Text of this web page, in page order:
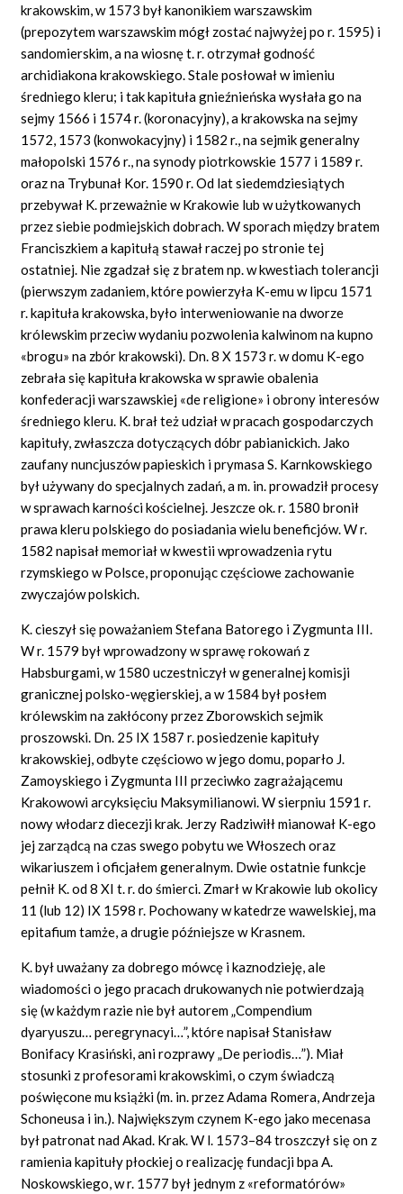
krakowskim, w 1573 był kanonikiem warszawskim
(prepozytem warszawskim mógł zostać najwyżej po r. 1595) i
sandomierskim, a na wiosnę t. r. otrzymał godność
archidiakona krakowskiego. Stale posłował w imieniu
średniego kleru; i tak kapituła gnieźnieńska wysłała go na
sejmy 1566 i 1574 r. (koronacyjny), a krakowska na sejmy
1572, 1573 (konwokacyjny) i 1582 r., na sejmik generalny
małopolski 1576 r., na synody piotrkowskie 1577 i 1589 r.
oraz na Trybunał Kor. 1590 r. Od lat siedemdziesiątych
przebywał K. przeważnie w Krakowie lub w użytkowanych
przez siebie podmiejskich dobrach. W sporach między bratem
Franciszkiem a kapitułą stawał raczej po stronie tej
ostatniej. Nie zgadzał się z bratem np. w kwestiach tolerancji
(pierwszym zadaniem, które powierzyła K-emu w lipcu 1571
r. kapituła krakowska, było interweniowanie na dworze
królewskim przeciw wydaniu pozwolenia kalwinom na kupno
«brogu» na zbór krakowski). Dn. 8 X 1573 r. w domu K-ego
zebrała się kapituła krakowska w sprawie obalenia
konfederacji warszawskiej «de religione» i obrony interesów
średniego kleru. K. brał też udział w pracach gospodarczych
kapituły, zwłaszcza dotyczących dóbr pabianickich. Jako
zaufany nuncjuszów papieskich i prymasa S. Karnkowskiego
był używany do specjalnych zadań, a m. in. prowadził procesy
w sprawach karności kościelnej. Jeszcze ok. r. 1580 bronił
prawa kleru polskiego do posiadania wielu beneficjów. W r.
1582 napisał memoriał w kwestii wprowadzenia rytu
rzymskiego w Polsce, proponując częściowe zachowanie
zwyczajów polskich.
K. cieszył się poważaniem Stefana Batorego i Zygmunta III.
W r. 1579 był wprowadzony w sprawę rokowań z
Habsburgami, w 1580 uczestniczył w generalnej komisji
granicznej polsko-węgierskiej, a w 1584 był posłem
królewskim na zakłócony przez Zborowskich sejmik
proszowski. Dn. 25 IX 1587 r. posiedzenie kapituły
krakowskiej, odbyte częściowo w jego domu, poparło J.
Zamoyskiego i Zygmunta III przeciwko zagrażającemu
Krakowowi arcyksięciu Maksymilianowi. W sierpniu 1591 r.
nowy włodarz diecezji krak. Jerzy Radziwiłł mianował K-ego
jej zarządcą na czas swego pobytu we Włoszech oraz
wikariuszem i oficjałem generalnym. Dwie ostatnie funkcje
pełnił K. od 8 XI t. r. do śmierci. Zmarł w Krakowie lub okolicy
11 (lub 12) IX 1598 r. Pochowany w katedrze wawelskiej, ma
epitafium tamże, a drugie późniejsze w Krasnem.
K. był uważany za dobrego mówcę i kaznodzieję, ale
wiadomości o jego pracach drukowanych nie potwierdzają
się (w każdym razie nie był autorem „Compendium
dyaryuszu… peregrynacyi…”, które napisał Stanisław
Bonifacy Krasiński, ani rozprawy „De periodis…”). Miał
stosunki z profesorami krakowskimi, o czym świadczą
poświęcone mu książki (m. in. przez Adama Romera, Andrzeja
Schoneusa i in.). Największym czynem K-ego jako mecenasa
był patronat nad Akad. Krak. W l. 1573–84 troszczył się on z
ramienia kapituły płockiej o realizację fundacji bpa A.
Noskowskiego, w r. 1577 był jednym z «reformatórów»